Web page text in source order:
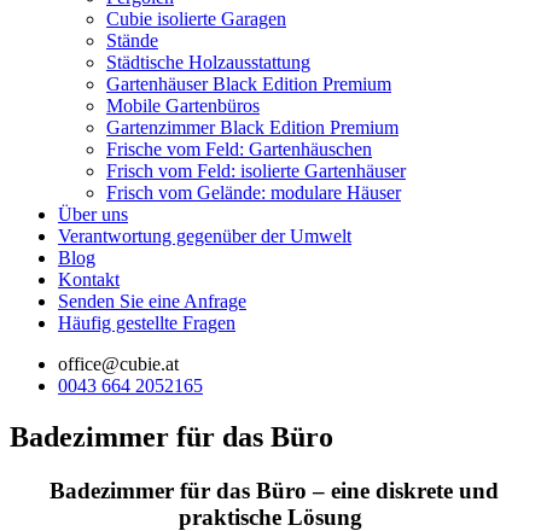
Cubie isolierte Garagen
Stände
Städtische Holzausstattung
Gartenhäuser Black Edition Premium
Mobile Gartenbüros
Gartenzimmer Black Edition Premium
Frische vom Feld: Gartenhäuschen
Frisch vom Feld: isolierte Gartenhäuser
Frisch vom Gelände: modulare Häuser
Über uns
Verantwortung gegenüber der Umwelt
Blog
Kontakt
Senden Sie eine Anfrage
Häufig gestellte Fragen
office@cubie.at
0043 664 2052165
Badezimmer für das Büro
Badezimmer für das Büro – eine diskrete und
praktische Lösung